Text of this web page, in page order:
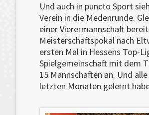
Und auch in puncto Sport
Verein in die Medenrunde.
einer Vierermannschaft
Meisterschaftspokal nach
ersten Mal in Hessens Top-
Spielgemeinschaft mit dem
15 Mannschaften an. Und
letzten Monaten gelernt